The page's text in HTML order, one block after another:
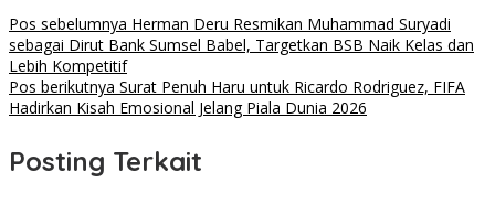
Pos sebelumnya Herman Deru Resmikan Muhammad Suryadi
sebagai Dirut Bank Sumsel Babel, Targetkan BSB Naik Kelas dan
Lebih Kompetitif
Pos berikutnya Surat Penuh Haru untuk Ricardo Rodriguez, FIFA
Hadirkan Kisah Emosional Jelang Piala Dunia 2026
Posting Terkait